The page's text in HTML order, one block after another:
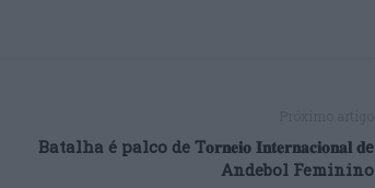
Batalha é palco de T𝐨𝐫𝐧𝐞𝐢𝐨 𝐈𝐧𝐭𝐞𝐫𝐧𝐚𝐜𝐢𝐨𝐧𝐚𝐥 𝐝e
Andebol Feminino